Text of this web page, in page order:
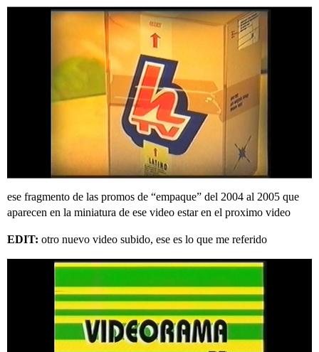
ese fragmento de las promos de “empaque” del 2004 al 2005 que
aparecen en la miniatura de ese video estar en el proximo video
EDIT: otro nuevo video subido, ese es lo que me referido